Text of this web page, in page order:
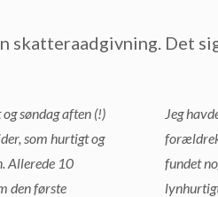
skatteraadgivning. Det
søndag aften (!)
som hurtigt og
Allerede 10
den første
Jeg
fundet